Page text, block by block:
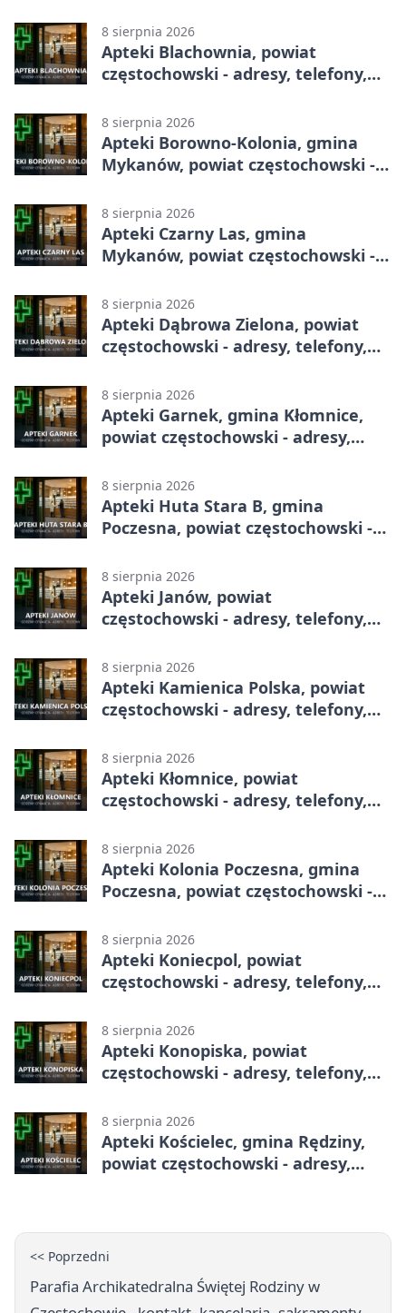
8 sierpnia 2026
Apteki Blachownia, powiat
częstochowski - adresy, telefony,
8 sierpnia 2026
Apteki Borowno-Kolonia, gmina
Mykanów, powiat częstochowski -
8 sierpnia 2026
Apteki Czarny Las, gmina
Mykanów, powiat częstochowski -
8 sierpnia 2026
Apteki Dąbrowa Zielona, powiat
częstochowski - adresy, telefony,
8 sierpnia 2026
Apteki Garnek, gmina Kłomnice,
powiat częstochowski - adresy,
8 sierpnia 2026
Apteki Huta Stara B, gmina
Poczesna, powiat częstochowski -
8 sierpnia 2026
Apteki Janów, powiat
częstochowski - adresy, telefony,
8 sierpnia 2026
Apteki Kamienica Polska, powiat
częstochowski - adresy, telefony,
8 sierpnia 2026
Apteki Kłomnice, powiat
częstochowski - adresy, telefony,
8 sierpnia 2026
Apteki Kolonia Poczesna, gmina
Poczesna, powiat częstochowski -
8 sierpnia 2026
Apteki Koniecpol, powiat
częstochowski - adresy, telefony,
8 sierpnia 2026
Apteki Konopiska, powiat
częstochowski - adresy, telefony,
8 sierpnia 2026
Apteki Kościelec, gmina Rędziny,
powiat częstochowski - adresy,
<< Poprzedni
Parafia Archikatedralna Świętej Rodziny w